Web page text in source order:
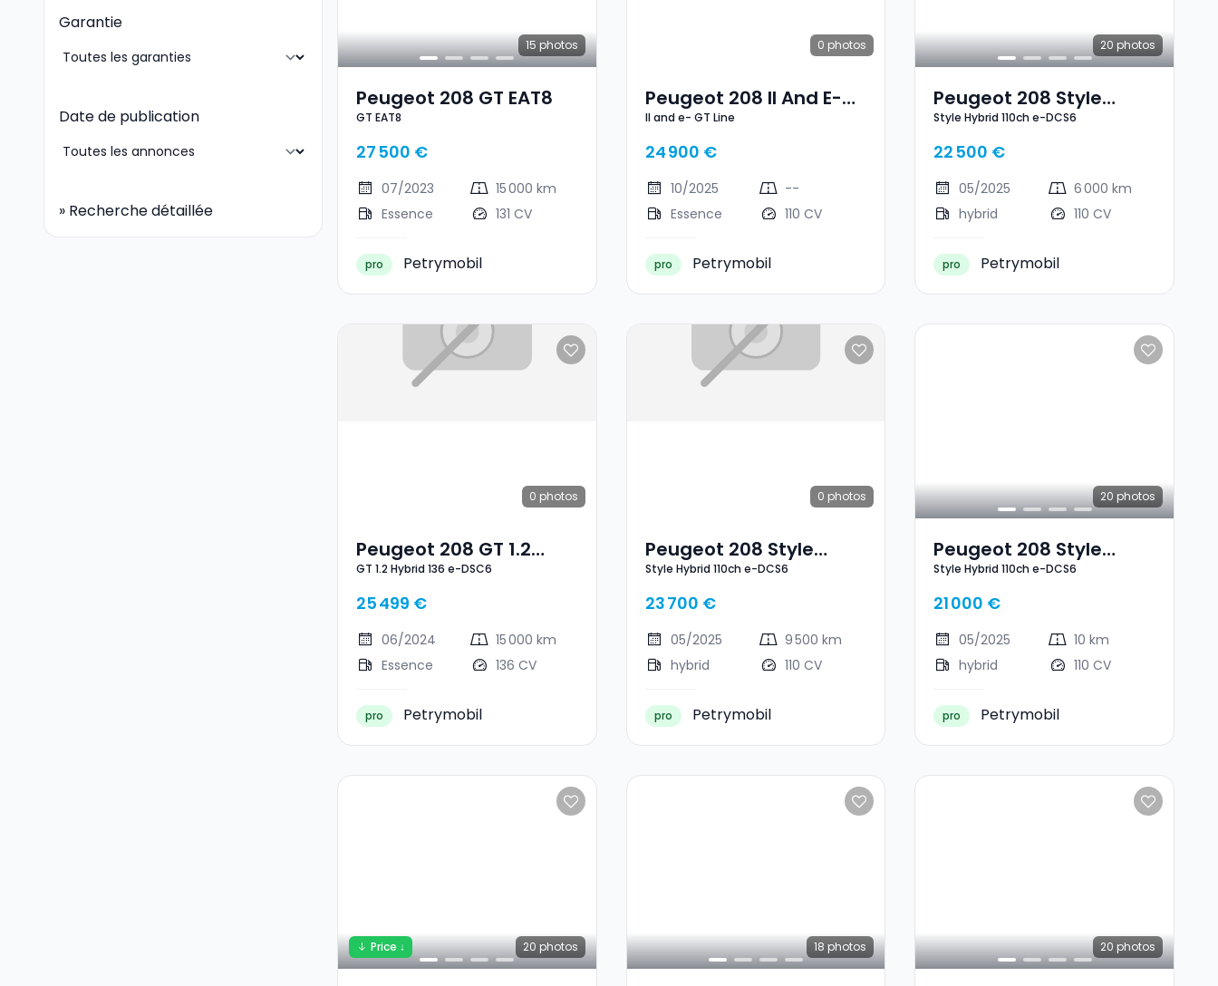
Garantie
Date de publication
» Recherche détaillée
15 photos
Peugeot 208 GT EAT8
GT EAT8
27 500 €
07/2023
15 000 km
Essence
131 CV
pro Petrymobil
0 photos
Peugeot 208 II And E-
GT Line
II and e- GT Line
24 900 €
10/2025
--
Essence
110 CV
pro Petrymobil
20 photos
Peugeot 208 Style
Hybrid 110ch E-DCS6
Style Hybrid 110ch e-DCS6
22 500 €
05/2025
6 000 km
hybrid
110 CV
pro Petrymobil
0 photos
Peugeot 208 GT 1.2
Hybrid 136 E-DSC6
GT 1.2 Hybrid 136 e-DSC6
25 499 €
06/2024
15 000 km
Essence
136 CV
pro Petrymobil
0 photos
Peugeot 208 Style
Hybrid 110ch E-DCS6
Style Hybrid 110ch e-DCS6
23 700 €
05/2025
9 500 km
hybrid
110 CV
pro Petrymobil
20 photos
Peugeot 208 Style
Hybrid 110ch E-DCS6
Style Hybrid 110ch e-DCS6
21 000 €
05/2025
10 km
hybrid
110 CV
pro Petrymobil
20 photos
Price ↓ 18 photos 20 photos